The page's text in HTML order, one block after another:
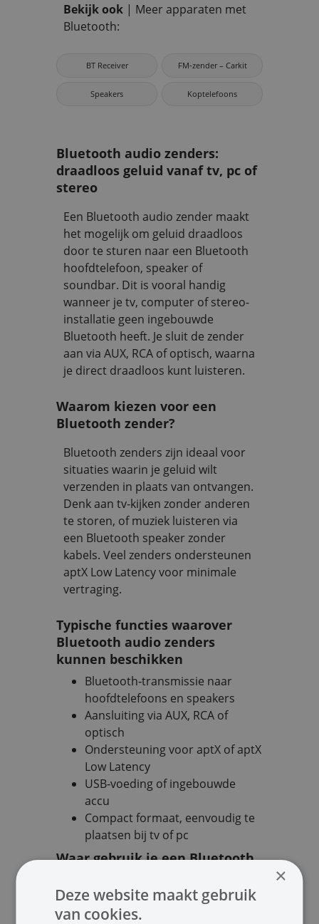
Bekijk ook | Meer apparaten met
Bluetooth:
BT Receiver FM‑zender – Carkit
Speakers Koptelefoons
Bluetooth audio zenders:
draadloos geluid vanaf tv, pc of
stereo
Een Bluetooth audio zender maakt
het mogelijk om geluid draadloos
door te sturen naar een Bluetooth
hoofdtelefoon, speaker of
soundbar. Dit is vooral handig
wanneer je tv, computer of stereo-
installatie geen ingebouwde
Bluetooth heeft. Je sluit de zender
aan via AUX, RCA of optisch, waarna
je direct draadloos kunt luisteren.
Waarom kiezen voor een
Bluetooth zender?
Bluetooth zenders zijn ideaal voor
situaties waarin je geluid wilt
verzenden in plaats van ontvangen.
Denk aan tv‑kijken zonder anderen
te storen, of muziek luisteren via
een Bluetooth speaker zonder
kabels. Veel zenders ondersteunen
aptX Low Latency voor minimale
vertraging.
Typische functies waarover
Bluetooth audio zenders
kunnen beschikken
Bluetooth‑transmissie naar
hoofdtelefoons en speakers
Aansluiting via AUX, RCA of
optisch
Ondersteuning voor aptX of aptX
Low Latency
USB‑voeding of ingebouwde
accu
Compact formaat, eenvoudig te
plaatsen bij tv of pc
Waar gebruik je een Bluetooth
Bluetooth zenders zijn ideaal voor:
×
Deze website maakt gebruik
van cookies.